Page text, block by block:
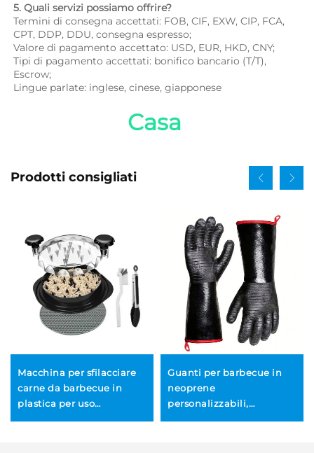
5. Quali servizi possiamo offrire?
Termini di consegna accettati: FOB, CIF, EXW, CIP, FCA,
CPT, DDP, DDU, consegna espresso;
Valore di pagamento accettato: USD, EUR, HKD, CNY;
Tipi di pagamento accettati: bonifico bancario (T/T),
Escrow;
Lingue parlate: inglese, cinese, giapponese
Casa
Prodotti consigliati
Macchina per sfilacciare
carne da barbecue in
plastica per uso
Guanti per barbecue in
neoprene
personalizzabili,